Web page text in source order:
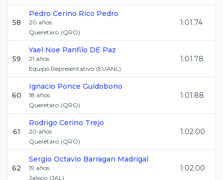
58
Pedro Cerino Rico Pedro
20 años
Queretaro (QRO)
1:01.74
59
Yael Noe Panfilo DE Paz
21 años
Equipo Representativo (EUANL)
1:01.78
60
Ignacio Ponce Guidobono
18 años
Queretaro (QRO)
1:01.88
61
Rodrigo Cerino Trejo
20 años
Queretaro (QRO)
1:02.00
62
Sergio Octavio Barragan Madrigal
19 años
Jalisco (JAL)
1:02.00